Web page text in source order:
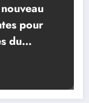
pour
du